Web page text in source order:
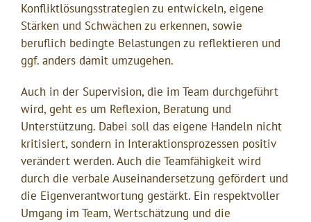
Konfliktlösungsstrategien zu entwickeln, eigene
Stärken und Schwächen zu erkennen, sowie
beruflich bedingte Belastungen zu reflektieren und
ggf. anders damit umzugehen.
Auch in der Supervision, die im Team durchgeführt
wird, geht es um Reflexion, Beratung und
Unterstützung. Dabei soll das eigene Handeln nicht
kritisiert, sondern in Interaktionsprozessen positiv
verändert werden. Auch die Teamfähigkeit wird
durch die verbale Auseinandersetzung gefördert und
die Eigenverantwortung gestärkt. Ein respektvoller
Umgang im Team, Wertschätzung und die